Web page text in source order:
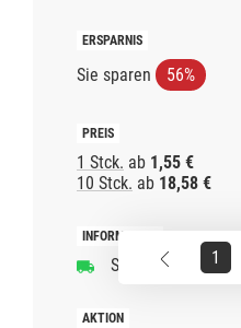
Sie sparen 56%
1 Stck. ab 1,55 €
10 Stck. ab 18,58 €
Schnelle Lieferzeit
1